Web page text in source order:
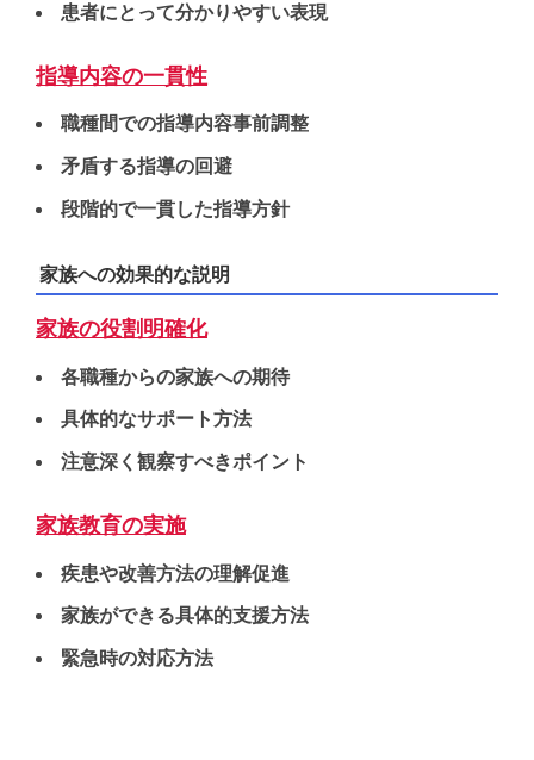
患者にとって分かりやすい表現
指導内容の一貫性
職種間での指導内容事前調整
矛盾する指導の回避
段階的で一貫した指導方針
家族への効果的な説明
家族の役割明確化
各職種からの家族への期待
具体的なサポート方法
注意深く観察すべきポイント
家族教育の実施
疾患や改善方法の理解促進
家族ができる具体的支援方法
緊急時の対応方法